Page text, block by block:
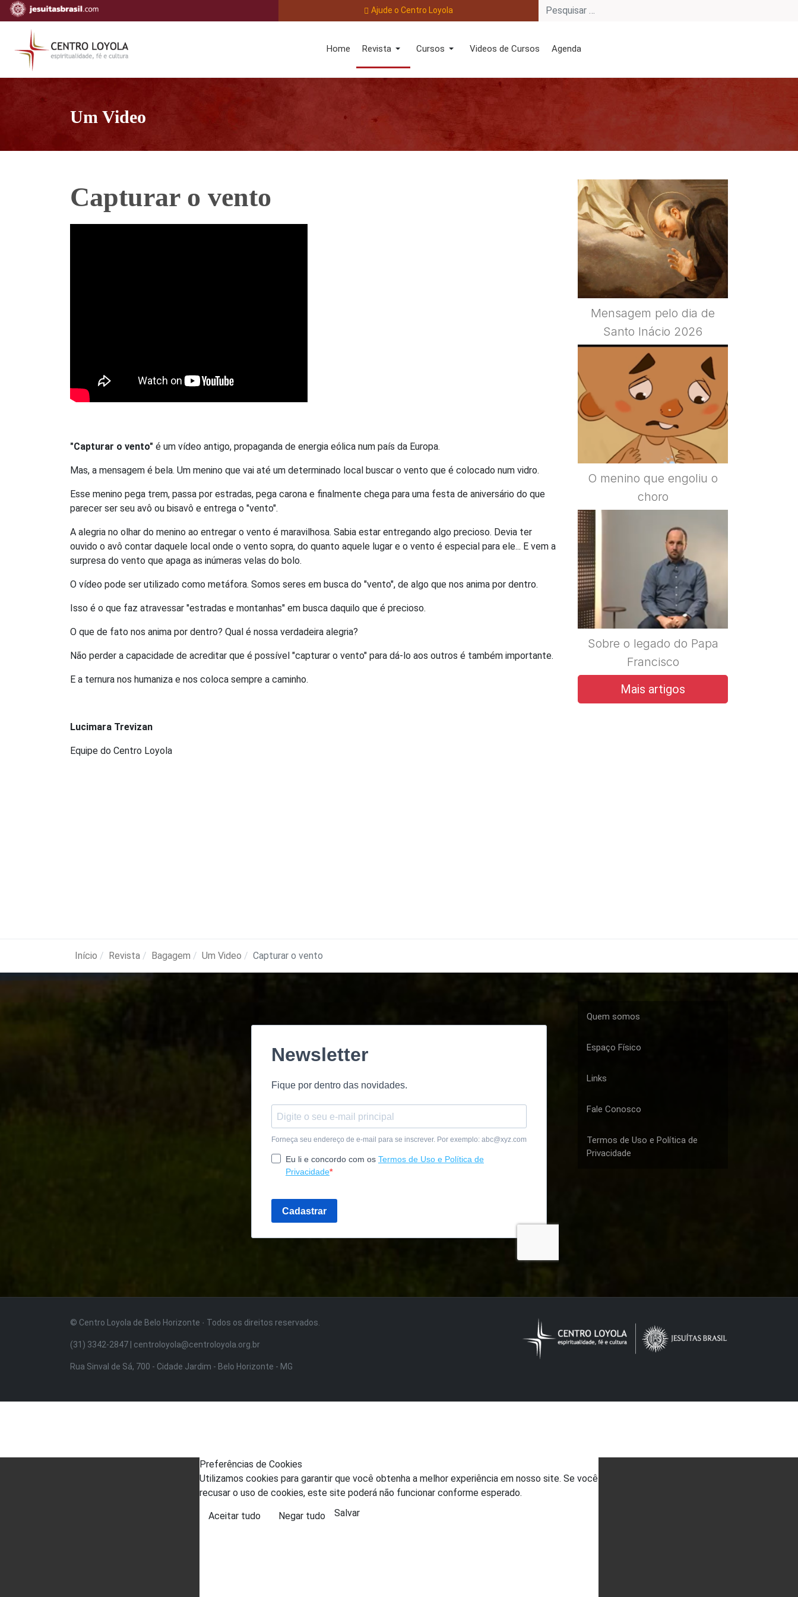
Ajude o Centro Loyola
Home Revista Cursos Videos de Cursos Agenda
Um Video
Capturar o vento
"Capturar o vento" é um vídeo antigo, propaganda de energia eólica num país da Europa.
Mas, a mensagem é bela. Um menino que vai até um determinado local buscar o vento que é colocado num vidro.
Esse menino pega trem, passa por estradas, pega carona e finalmente chega para uma festa de aniversário do que
parecer ser seu avô ou bisavô e entrega o "vento".
A alegria no olhar do menino ao entregar o vento é maravilhosa. Sabia estar entregando algo precioso. Devia ter
ouvido o avô contar daquele local onde o vento sopra, do quanto aquele lugar e o vento é especial para ele... E vem a
surpresa do vento que apaga as inúmeras velas do bolo.
O vídeo pode ser utilizado como metáfora. Somos seres em busca do "vento", de algo que nos anima por dentro.
Isso é o que faz atravessar "estradas e montanhas" em busca daquilo que é precioso.
O que de fato nos anima por dentro? Qual é nossa verdadeira alegria?
Não perder a capacidade de acreditar que é possível "capturar o vento" para dá-lo aos outros é também importante.
E a ternura nos humaniza e nos coloca sempre a caminho.
Lucimara Trevizan
Equipe do Centro Loyola
Mensagem pelo dia de
Santo Inácio 2026
O menino que engoliu o
choro
Sobre o legado do Papa
Francisco
Mais artigos
Início Revista Bagagem Um Video Capturar o vento
Quem somos
Espaço Físico
Links
Fale Conosco
Termos de Uso e Política de
Privacidade
© Centro Loyola de Belo Horizonte · Todos os direitos reservados.
(31) 3342-2847 | centroloyola@centroloyola.org.br
Rua Sinval de Sá, 700 - Cidade Jardim - Belo Horizonte - MG
Preferências de Cookies
Utilizamos cookies para garantir que você obtenha a melhor experiência em nosso site. Se você
recusar o uso de cookies, este site poderá não funcionar conforme esperado.
Aceitar tudo Negar tudo Salvar